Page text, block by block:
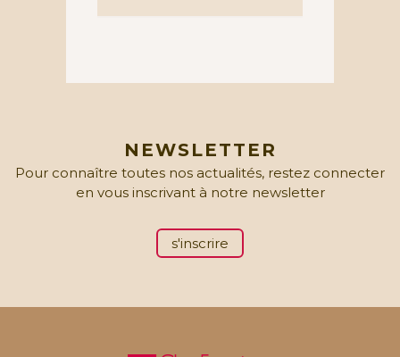
NEWSLETTER
Pour connaître toutes nos actualités, restez connecter
en vous inscrivant à notre newsletter
s'inscrire